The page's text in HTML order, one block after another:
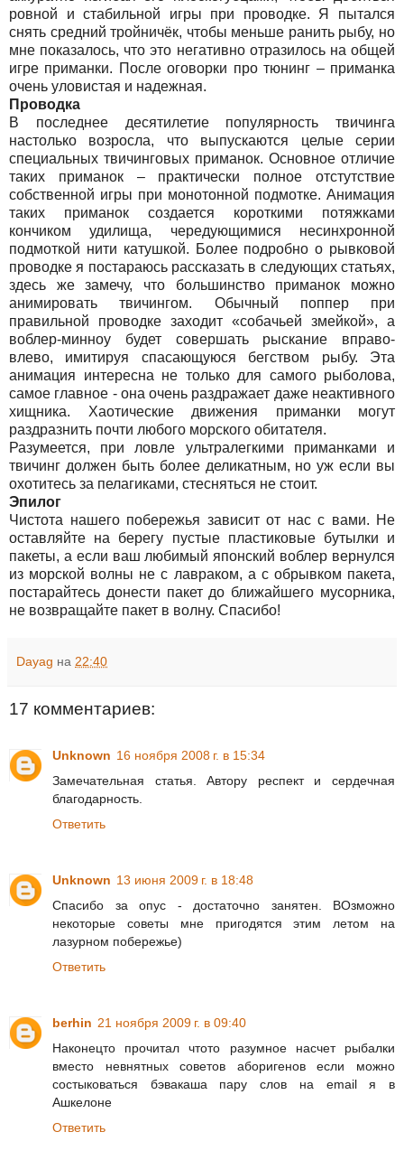
ровной и стабильной игры при проводке. Я пытался
снять средний тройничёк, чтобы меньше ранить рыбу, но
мне показалось, что это негативно отразилось на общей
игре приманки. После оговорки про тюнинг – приманка
очень уловистая и надежная.
Проводка
В последнее десятилетие популярность твичинга
настолько возросла, что выпускаются целые серии
специальных твичинговых приманок. Основное отличие
таких приманок – практически полное отстутствие
собственной игры при монотонной подмотке. Анимация
таких приманок создается короткими потяжками
кончиком удилища, чередующимися несинхронной
подмоткой нити катушкой. Более подробно о рывковой
проводке я постараюсь рассказать в следующих статьях,
здесь же замечу, что большинство приманок можно
анимировать твичингом. Обычный поппер при
правильной проводке заходит «собачьей змейкой», а
воблер-минноу будет совершать рыскание вправо-
влево, имитируя спасающуюся бегством рыбу. Эта
анимация интересна не только для самого рыболова,
самое главное - она очень раздражает даже неактивного
хищника. Хаотические движения приманки могут
раздразнить почти любого морского обитателя.
Разумеется, при ловле ультралегкими приманками и
твичинг должен быть более деликатным, но уж если вы
охотитесь за пелагиками, стесняться не стоит.
Эпилог
Чистота нашего побережья зависит от нас с вами. Не
оставляйте на берегу пустые пластиковые бутылки и
пакеты, а если ваш любимый японский воблер вернулся
из морской волны не с лавраком, а с обрывком пакета,
постарайтесь донести пакет до ближайшего мусорника,
не возвращайте пакет в волну. Спасибо!
Dayag на 22:40
17 комментариев:
Unknown 16 ноября 2008 г. в 15:34
Замечательная статья. Автору респект и сердечная
благодарность.
Ответить
Unknown 13 июня 2009 г. в 18:48
Спасибо за опус - достаточно занятен. ВОзможно
некоторые советы мне пригодятся этим летом на
лазурном побережье)
Ответить
berhin 21 ноября 2009 г. в 09:40
Наконецто прочитал чтото разумное насчет рыбалки
вместо невнятных советов аборигенов если можно
состыковаться бэвакаша пару слов на email я в
Ашкелоне
Ответить